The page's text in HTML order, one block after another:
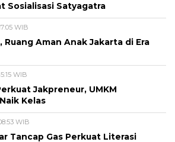
Sosialisasi Satyagatra
WIB
Ruang Aman Anak Jakarta di Era
WIB
Jakpreneur, UMKM
Kelas
WIB
Tancap Gas Perkuat Literasi